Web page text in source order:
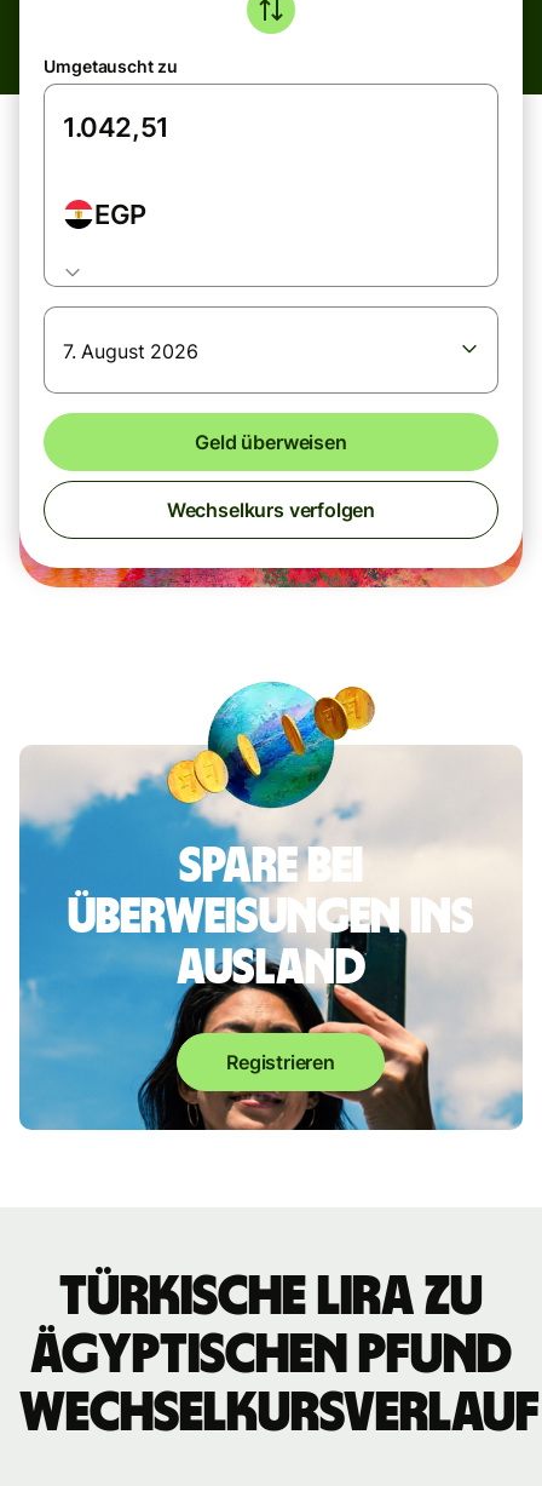
Umgetauscht zu
EGP
7. August 2026
Geld überweisen
Wechselkurs verfolgen
Spare bei
Überweisungen ins
Ausland
Registrieren
türkische Lira zu
ägyptischen Pfund
Wechselkursverlauf